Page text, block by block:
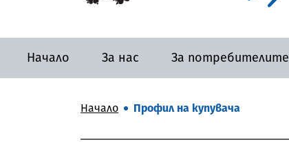
Начало За нас За потребителите
Начало Профил на купувача